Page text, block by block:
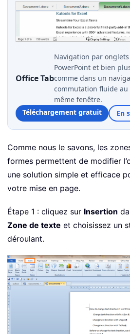
Office Tab
Navigation par
PowerPoint et bien
comme dans un
commutation fluide au
même fenêtre.
Téléchargement gratuit
En
Comme nous le savons, les
formes permettent de modifier
une solution simple et efficace
votre mise en page.
Étape 1 : cliquez sur Insertion
Zone de texte et choisissez un
déroulant.